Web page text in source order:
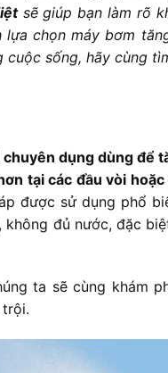
sẽ giúp bạn làm rõ
chọn máy bơm
sống, hãy cùng
dụng dùng để
tại các đầu vòi
được sử dụng phổ
đủ nước, đặc
ta sẽ cùng khám